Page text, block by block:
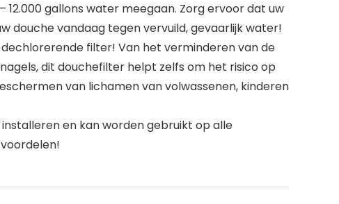
12.000 gallons water meegaan. Zorg ervoor dat uw
douche vandaag tegen vervuild, gevaarlijk water!
dechlorerende filter! Van het verminderen van de
dit douchefilter helpt zelfs om het risico op
van lichamen van volwassenen, kinderen
installeren en kan worden gebruikt op alle